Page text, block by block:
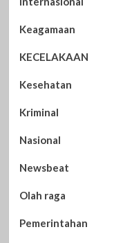
Keagamaan
KECELAKAAN
Kesehatan
Kriminal
Nasional
Newsbeat
Olah raga
Pemerintahan